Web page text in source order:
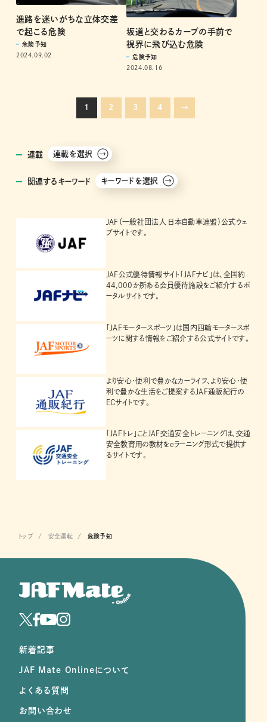
進路を迷いがちな立体交差
で起こる危険
危険予知
2024.09.02
坂道と交わるカーブの手前で
視界に飛び込む危険
危険予知
2024.08.16
1 2 3 4 →
連載 連載を選択
関連するキーワード キーワードを選択
JAF（一般社団法人 日本自動車連盟）公式ウェ
ブサイトです。
JAF公式優待情報サイト「JAFナビ」は、全国約
44,000か所ある会員優待施設をご紹介するポ
ータルサイトです。
「JAFモータースポーツ」は国内四輪モータースポ
ーツに関する情報をご紹介する公式サイトです。
より安心・便利で豊かなカーライフ、より安心・便
利で豊かな生活をご提案するJAF通販紀行の
ECサイトです。
「JAFトレ」ことJAF交通安全トレーニングは、交通
安全教育用の教材をeラーニング形式で提供す
るサイトです。
トップ 安全運転 危険予知
新着記事
JAF Mate Onlineについて
よくある質問
お問い合わせ